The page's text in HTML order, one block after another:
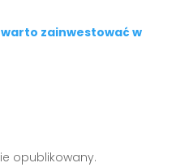
zainwestować w
opublikowany.